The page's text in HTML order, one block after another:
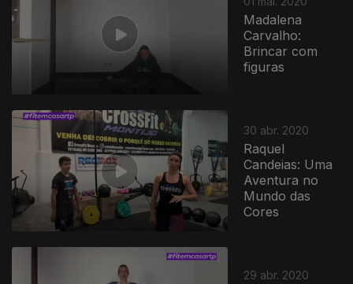
Madalena
Carvalho:
Brincar com
figuras
30 abr. 2020
Raquel
Candeias: Uma
Aventura no
Mundo das
Cores
29 abr. 2020